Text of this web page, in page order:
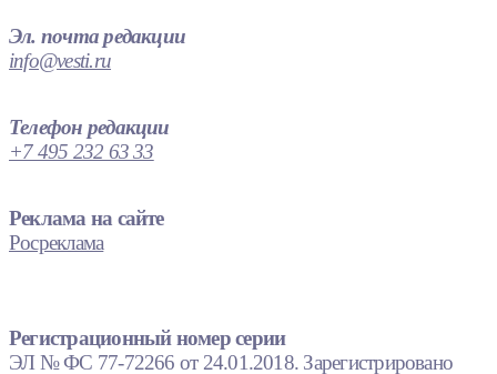
Эл. почта редакции
info@vesti.ru
Телефон редакции
+7 495 232 63 33
Реклама на сайте
Росреклама
Регистрационный номер серии
ЭЛ № ФС 77-72266 от 24.01.2018. Зарегистрировано